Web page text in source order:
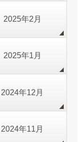
2025年2月
2025年1月
2024年12月
2024年11月